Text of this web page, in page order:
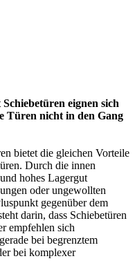
eignen sich
Türen nicht in den Gang
bietet die gleichen Vorteile
Durch die innen
hohes Lagergut
oder ungewollten
gegenüber dem
darin, dass Schiebetüren
empfehlen sich
bei begrenztem
bei komplexer